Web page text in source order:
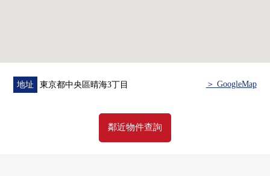
○ 派對休息室
○ 所有者SUITE
○ View休息室&酒吧
地址 東京都中央區晴海3丁目 ＞ GoogleMap
鄰近物件查詢